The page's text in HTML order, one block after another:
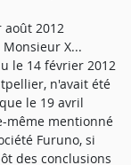
août 2012
X...
le 14 février 2012
n'avait été
le 19 avril
même mentionné
Furuno, si
des conclusions